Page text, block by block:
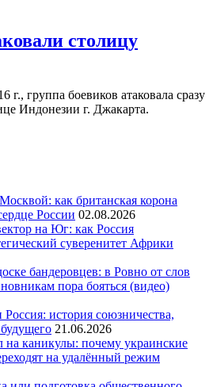
столицу
г., группа боевиков атаковала сразу
Индонезии г. Джакарта.
как британская корона
России 02.08.2026
на Юг: как Россия
суверенитет Африки
бандеровцев: в Ровно от слов
пора бояться (видео)
история союзничества,
21.06.2026
каникулы: почему украинские
на удалённый режим